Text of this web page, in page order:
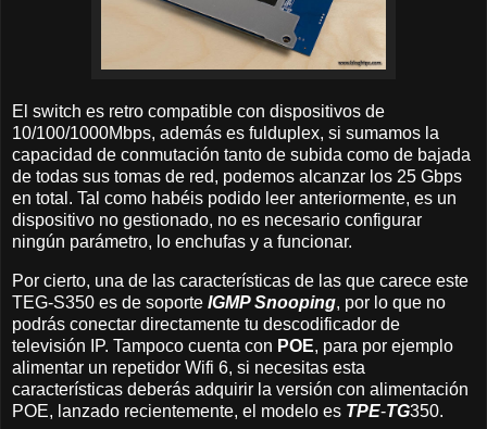
El switch es retro compatible con dispositivos de
10/100/1000Mbps, además es fulduplex, si sumamos la
capacidad de conmutación tanto de subida como de bajada
de todas sus tomas de red, podemos alcanzar los 25 Gbps
en total. Tal como habéis podido leer anteriormente, es un
dispositivo no gestionado, no es necesario configurar
ningún parámetro, lo enchufas y a funcionar.
Por cierto, una de las características de las que carece este
TEG-S350 es de soporte IGMP Snooping, por lo que no
podrás conectar directamente tu descodificador de
televisión IP. Tampoco cuenta con POE, para por ejemplo
alimentar un repetidor Wifi 6, si necesitas esta
características deberás adquirir la versión con alimentación
POE, lanzado recientemente, el modelo es TPE-TG350.